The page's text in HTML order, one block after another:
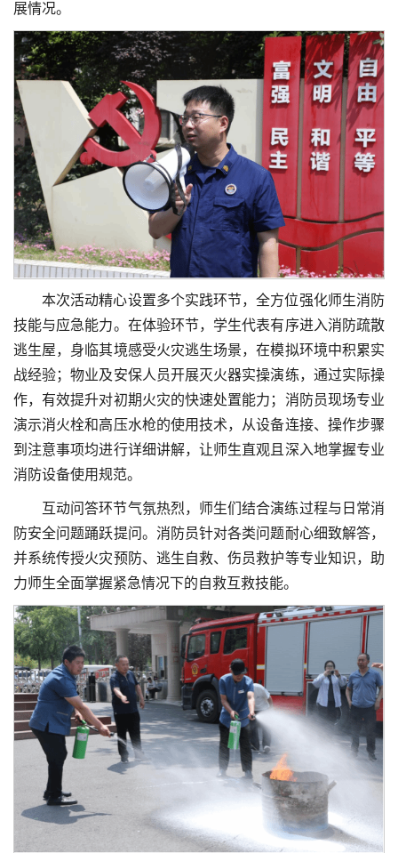
展情况。
本次活动精心设置多个实践环节，全方位强化师生消防
技能与应急能力。在体验环节，学生代表有序进入消防疏散
逃生屋，身临其境感受火灾逃生场景，在模拟环境中积累实
战经验；物业及安保人员开展灭火器实操演练，通过实际操
作，有效提升对初期火灾的快速处置能力；消防员现场专业
演示消火栓和高压水枪的使用技术，从设备连接、操作步骤
到注意事项均进行详细讲解，让师生直观且深入地掌握专业
消防设备使用规范。
互动问答环节气氛热烈，师生们结合演练过程与日常消
防安全问题踊跃提问。消防员针对各类问题耐心细致解答，
并系统传授火灾预防、逃生自救、伤员救护等专业知识，助
力师生全面掌握紧急情况下的自救互救技能。